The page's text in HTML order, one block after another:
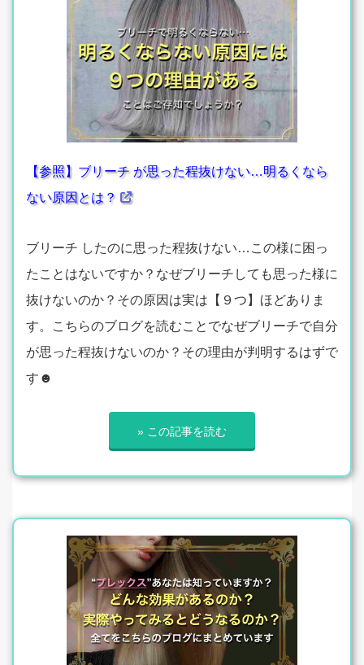
【参照】ブリーチ が思った程抜けない…明るくなら
ない原因とは？
ブリーチ したのに思った程抜けない…この様に困っ
たことはないですか？なぜブリーチしても思った様に
抜けないのか？その原因は実は【９つ】ほどありま
す。こちらのブログを読むことでなぜブリーチで自分
が思った程抜けないのか？その理由が判明するはずで
す☻
» この記事を読む